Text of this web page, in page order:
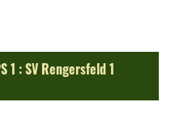
1 : SV Rengersfeld 1